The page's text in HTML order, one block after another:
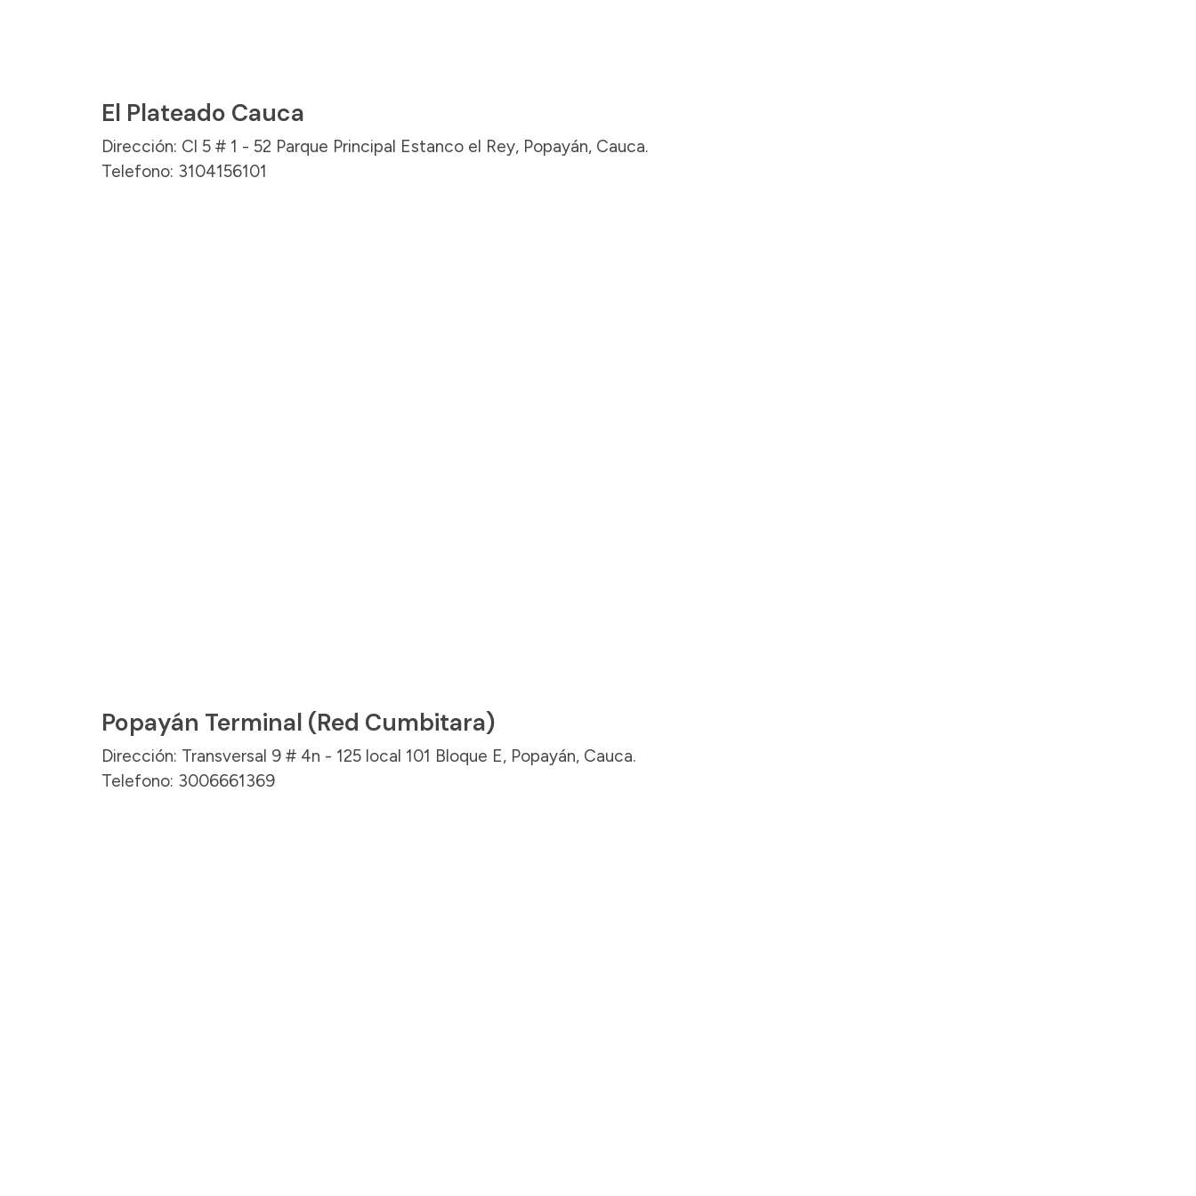
El Plateado Cauca
Dirección: Cl 5 # 1 - 52 Parque Principal Estanco el Rey, Popayán, Cauca.
Telefono: 3104156101
Popayán Terminal (Red Cumbitara)
Dirección: Transversal 9 # 4n - 125 local 101 Bloque E, Popayán, Cauca.
Telefono: 3006661369